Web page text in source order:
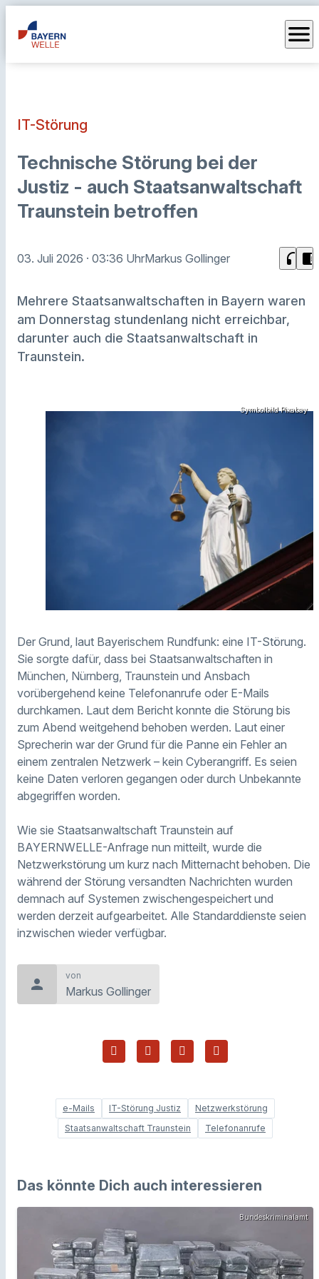
menu
IT-Störung
Technische Störung bei der
Justiz - auch Staatsanwaltschaft
Traunstein betroffen
03. Juli 2026 · 03:36 UhrMarkus Gollinger headphones chrome_reader_mode
Mehrere Staatsanwaltschaften in Bayern waren
am Donnerstag stundenlang nicht erreichbar,
darunter auch die Staatsanwaltschaft in
Traunstein.
Symbolbild Pixabay
Der Grund, laut Bayerischem Rundfunk: eine IT-Störung.
Sie sorgte dafür, dass bei Staatsanwaltschaften in
München, Nürnberg, Traunstein und Ansbach
vorübergehend keine Telefonanrufe oder E-Mails
durchkamen. Laut dem Bericht konnte die Störung bis
zum Abend weitgehend behoben werden. Laut einer
Sprecherin war der Grund für die Panne ein Fehler an
einem zentralen Netzwerk – kein Cyberangriff. Es seien
keine Daten verloren gegangen oder durch Unbekannte
abgegriffen worden.
Wie sie Staatsanwaltschaft Traunstein auf
BAYERNWELLE-Anfrage nun mitteilt, wurde die
Netzwerkstörung um kurz nach Mitternacht behoben. Die
während der Störung versandten Nachrichten wurden
demnach auf Systemen zwischengespeichert und
werden derzeit aufgearbeitet. Alle Standarddienste seien
inzwischen wieder verfügbar.
person
von
Markus Gollinger
e-Mails IT-Störung Justiz
Netzwerkstörung
Staatsanwaltschaft Traunstein
Telefonanrufe
Das könnte Dich auch interessieren
Bundeskriminalamt